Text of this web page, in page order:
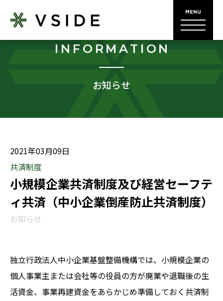
INFORMATION
お知らせ
2021年03月09日
共済制度
小規模企業共済制度及び経営セーフテ
ィ共済（中小企業倒産防止共済制度）
お知らせ
独立行政法人中小企業基盤整備機構では、小規模企業の
個人事業主または会社等の役員の方が廃業や退職後の生
活資金、事業再建資金をあらかじめ準備しておく共済制